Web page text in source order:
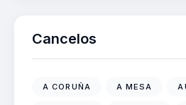
Cancelos
A CORUÑA A MESA